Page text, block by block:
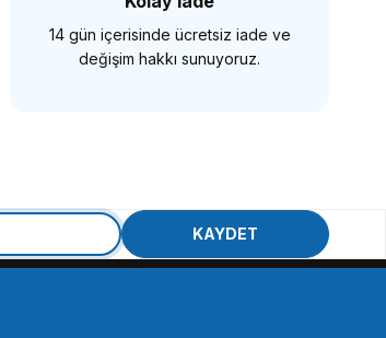
14 gün içerisinde ücretsiz iade ve
değişim hakkı sunuyoruz.
KAYDET